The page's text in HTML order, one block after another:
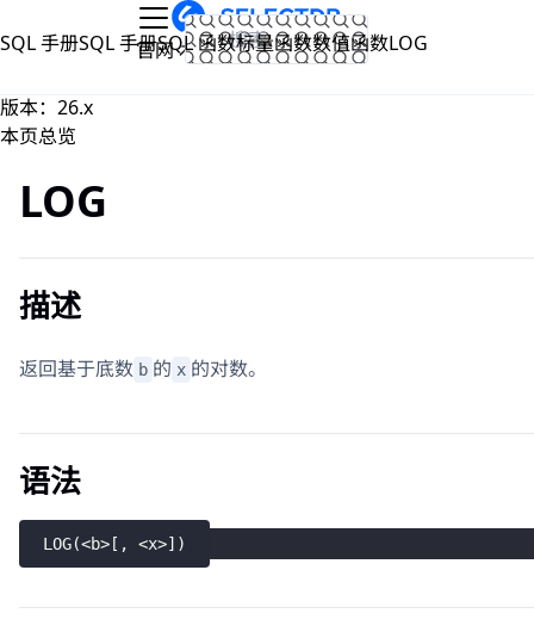
文档
官网
SQL 手册SQL 手册SQL 函数标量函数数值函数LOG
版本：26.x
本页总览
LOG
描述
返回基于底数 b 的 x 的对数。
语法
LOG(<b> [ , <x>] )